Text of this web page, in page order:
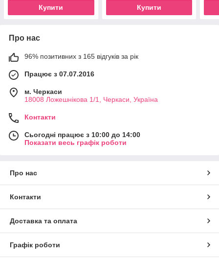
Купити Купити
Про нас
96% позитивних з 165 відгуків за рік
Працює з 07.07.2016
м. Черкаси
18008 Ложешнікова 1/1, Черкаси, Україна
Контакти
Сьогодні працює з 10:00 до 14:00
Показати весь графік роботи
Про нас
Контакти
Доставка та оплата
Графік роботи